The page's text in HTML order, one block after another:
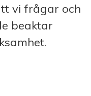
vi frågar och
beaktar